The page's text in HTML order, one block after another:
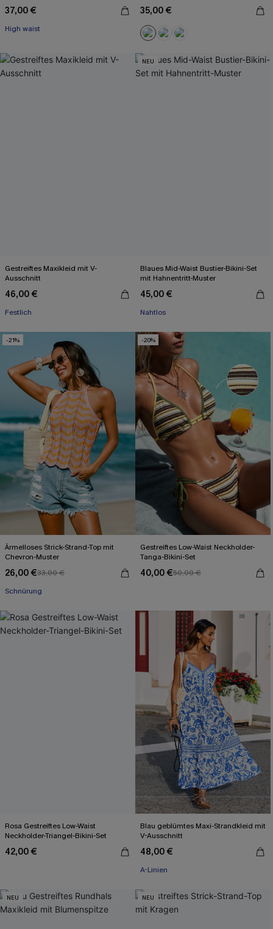
37,00 €
High waist
35,00 €
Gestreiftes Maxikleid mit V-
Ausschnitt
46,00 €
Festlich
NEU
Blaues Mid-Waist Bustier-Bikini-Set
mit Hahnentritt-Muster
45,00 €
Nahtlos
-21%
Ärmelloses Strick-Strand-Top mit
Chevron-Muster
26,00 €33,00 €
Schnürung
-20%
Gestreiftes Low-Waist Neckholder-
Tanga-Bikini-Set
40,00 €50,00 €
Rosa Gestreiftes Low-Waist
Neckholder-Triangel-Bikini-Set
42,00 €
Blau geblümtes Maxi-Strandkleid mit
V-Ausschnitt
48,00 €
A-Linien
NEU NEU